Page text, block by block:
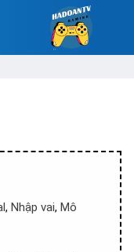
, Nhập vai, Mô